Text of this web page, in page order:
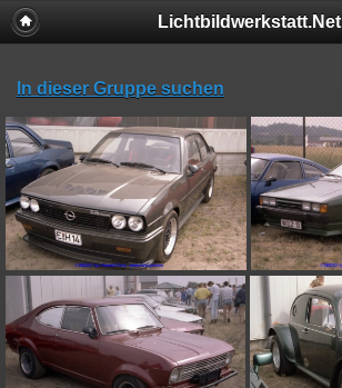
Lichtbildwerkstatt.Net
In dieser Gruppe suchen